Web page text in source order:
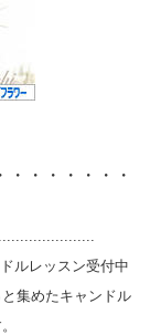
・・・・・・・
ルレッスン受付中
集めたキャンドル
。